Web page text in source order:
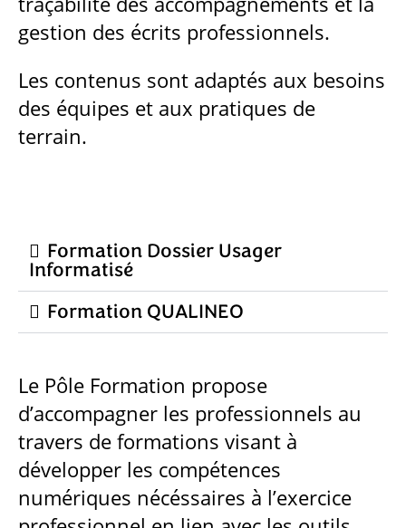
gestion des écrits professionnels.
Les contenus sont adaptés aux besoins
des équipes et aux pratiques de
terrain.
Formation Dossier Usager
Informatisé
Formation QUALINEO
Le Pôle Formation propose
d’accompagner les professionnels au
travers de formations visant à
développer les compétences
numériques nécéssaires à l’exercice